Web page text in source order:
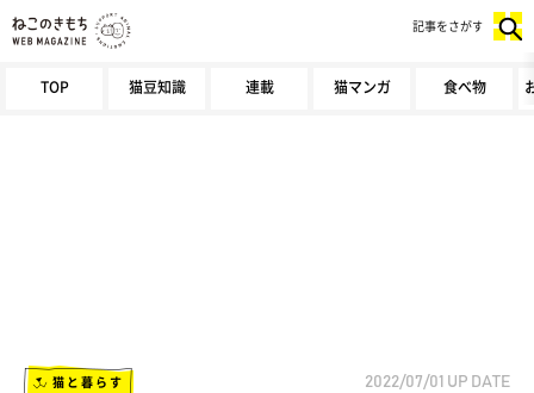
TOP 猫豆知識 連載 猫マンガ 食べ物
記事をさがす
猫と暮らす 2022/07/01 UP DATE